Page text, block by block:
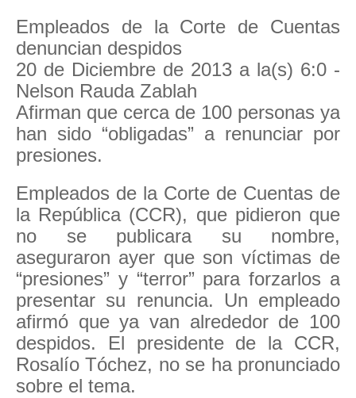
Empleados de la Corte de Cuentas
denuncian despidos
20 de Diciembre de 2013 a la(s) 6:0 -
Nelson Rauda Zablah
Afirman que cerca de 100 personas ya
han sido “obligadas” a renunciar por
presiones.
Empleados de la Corte de Cuentas de
la República (CCR), que pidieron que
no se publicara su nombre,
aseguraron ayer que son víctimas de
“presiones” y “terror” para forzarlos a
presentar su renuncia. Un empleado
afirmó que ya van alrededor de 100
despidos. El presidente de la CCR,
Rosalío Tóchez, no se ha pronunciado
sobre el tema.